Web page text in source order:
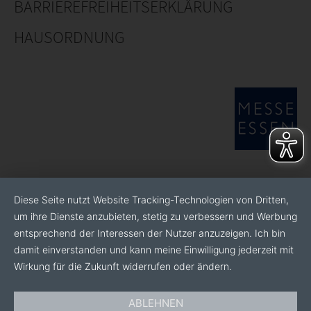
BARRIEREFREIHEITSERKLÄRUNG
HAUSORDNUNG
Diese Seite nutzt Website Tracking-Technologien von Dritten,
um ihre Dienste anzubieten, stetig zu verbessern und Werbung
entsprechend der Interessen der Nutzer anzuzeigen. Ich bin
damit einverstanden und kann meine Einwilligung jederzeit mit
Wirkung für die Zukunft widerrufen oder ändern.
ABLEHNEN